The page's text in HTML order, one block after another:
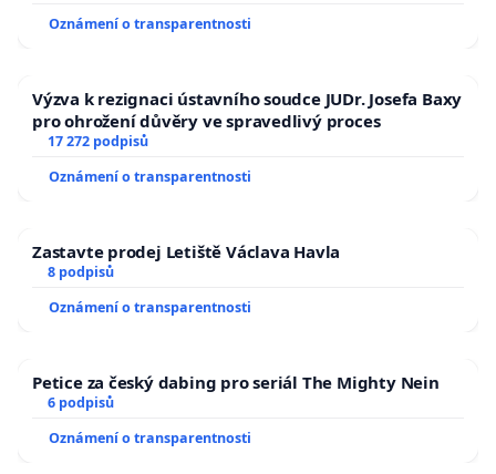
Oznámení o transparentnosti
Výzva k rezignaci ústavního soudce JUDr. Josefa Baxy
pro ohrožení důvěry ve spravedlivý proces
17 272 podpisů
Oznámení o transparentnosti
Zastavte prodej Letiště Václava Havla
8 podpisů
Oznámení o transparentnosti
Petice za český dabing pro seriál The Mighty Nein
6 podpisů
Oznámení o transparentnosti